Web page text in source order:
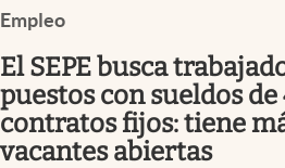
Empleo
El SEPE busca
puestos con sueldos
contratos fijos: tiene
vacantes abiertas